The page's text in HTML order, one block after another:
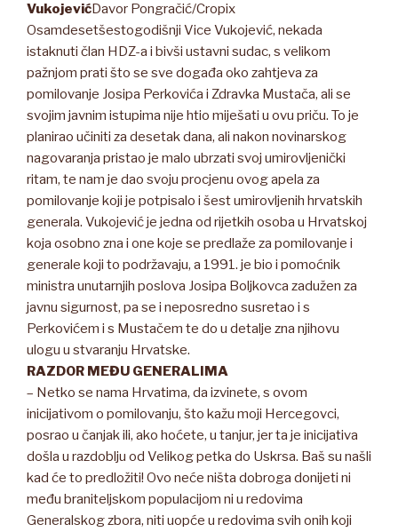
VukojevićDavor Pongračić/Cropix
Osamdesetšestogodišnji Vice Vukojević, nekada
istaknuti član HDZ-a i bivši ustavni sudac, s velikom
pažnjom prati što se sve događa oko zahtjeva za
pomilovanje Josipa Perkovića i Zdravka Mustača, ali se
svojim javnim istupima nije htio miješati u ovu priču. To je
planirao učiniti za desetak dana, ali nakon novinarskog
nagovaranja pristao je malo ubrzati svoj umirovljenički
ritam, te nam je dao svoju procjenu ovog apela za
pomilovanje koji je potpisalo i šest umirovljenih hrvatskih
generala. Vukojević je jedna od rijetkih osoba u Hrvatskoj
koja osobno zna i one koje se predlaže za pomilovanje i
generale koji to podržavaju, a 1991. je bio i pomoćnik
ministra unutarnjih poslova Josipa Boljkovca zadužen za
javnu sigurnost, pa se i neposredno susretao i s
Perkovićem i s Mustačem te do u detalje zna njihovu
ulogu u stvaranju Hrvatske.
RAZDOR MEĐU GENERALIMA
– Netko se nama Hrvatima, da izvinete, s ovom
inicijativom o pomilovanju, što kažu moji Hercegovci,
posrao u čanjak ili, ako hoćete, u tanjur, jer ta je inicijativa
došla u razdoblju od Velikog petka do Uskrsa. Baš su našli
kad će to predložiti! Ovo neće ništa dobroga donijeti ni
među braniteljskom populacijom ni u redovima
Generalskog zbora, niti uopće u redovima svih onih koji